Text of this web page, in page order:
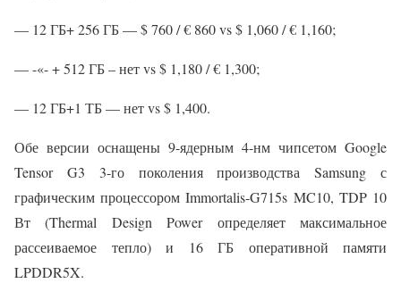
— 12 ГБ+ 256 ГБ — $ 760 / € 860 vs $ 1,060 / € 1,160;
— -«- + 512 ГБ – нет vs $ 1,180 / € 1,300;
— 12 ГБ+1 ТБ — нет vs $ 1,400.
Обе версии оснащены 9-ядерным 4-нм чипсетом Google
Tensor G3 3-го поколения производства Samsung с
графическим процессором Immortalis-G715s MC10, TDP 10
Вт (Thermal Design Power определяет максимальное
рассеиваемое тепло) и 16 ГБ оперативной памяти
LPDDR5X.